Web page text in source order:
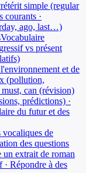
simple (regular
courants ·
ago, last…)
Vocabulaire
vs présent
et de
(pollution,
can (révision)
prédictions) ·
du futur et des
vocaliques de
des questions
un extrait de roman
· Répondre à des